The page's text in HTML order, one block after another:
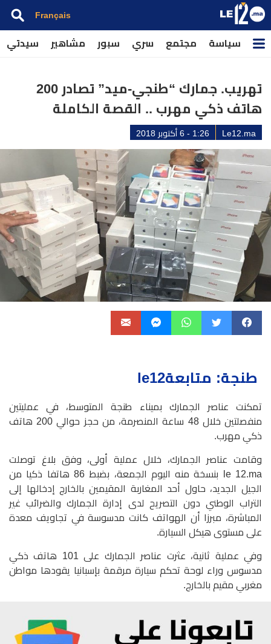
Français
سياسة مجتمع سري سبور مشاهير سيدتي
تهريب. جمارك “طنجي-ميد” تصادر 200
هاتف ذكي مهرب .. القصة الكاملة
Le12.ma 1:26 - 6 أكتوبر 2018
طنجة: متابعةle12
تمكنت عناصر الجمارك بميناء طنجة المتوسط، في عمليتين
منفصلتين خلال 48 ساعة المنصرمة، من حجز حوالي 200 هاتف
ذكي مهرب.
وقامت عناصر الجمارك، خلال عملية أولى، وفق بلاغ توصلت
le 12.ma بنسخة منه اليوم الجمعة، بضبط 86 هاتفا ذكيا من
الجيل الجديد، حاول أحد المغاربة المقيمين بالخارج إدخالها إلى
التراب الوطني دون التصريح لدى إدارة الجمارك والضرائب غير
المباشرة، مبرزا أن الهواتف كانت مدسوسة في تجاويف معدة
على مستوى هيكل السيارة.
وفي عملية ثانية، عثرت عناصر الجمارك على 101 هاتف ذكي
مدسوس وراء لوحة تحكم سيارة مرقمة بإسبانيا يقودها مواطن
مغربي مقيم بالخارج.